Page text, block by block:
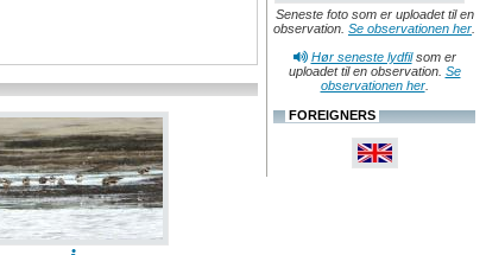
Seneste foto som er uploadet til en
observation. Se observationen her
Hør seneste lydfilsom er
uploadet til en observation. Se
observationen her.
FOREIGNERS